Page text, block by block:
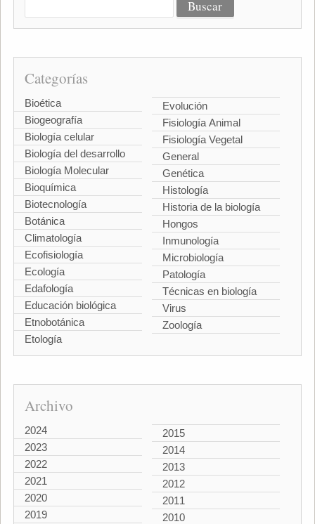
Categorías
Bioética
Biogeografía
Biología celular
Biología del desarrollo
Biología Molecular
Bioquímica
Biotecnología
Botánica
Climatología
Ecofisiología
Ecología
Edafología
Educación biológica
Etnobotánica
Etología
Evolución
Fisiología Animal
Fisiología Vegetal
General
Genética
Histología
Historia de la biología
Hongos
Inmunología
Microbiología
Patología
Técnicas en biología
Virus
Zoología
Archivo
2024
2023
2022
2021
2020
2019
2015
2014
2013
2012
2011
2010